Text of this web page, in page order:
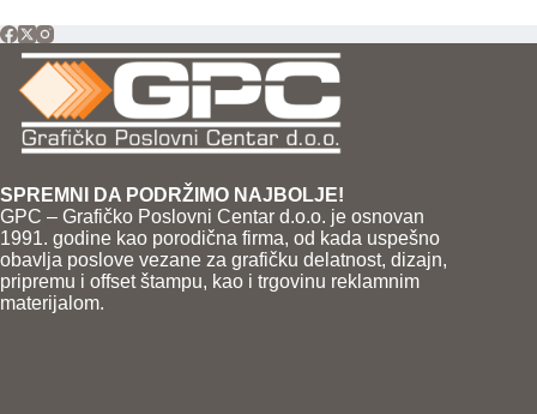
SPREMNI DA PODRŽIMO NAJBOLJE!
GPC – Grafičko Poslovni Centar d.o.o. je osnovan
1991. godine kao porodična firma, od kada uspešno
obavlja poslove vezane za grafičku delatnost, dizajn,
pripremu i offset štampu, kao i trgovinu reklamnim
materijalom.